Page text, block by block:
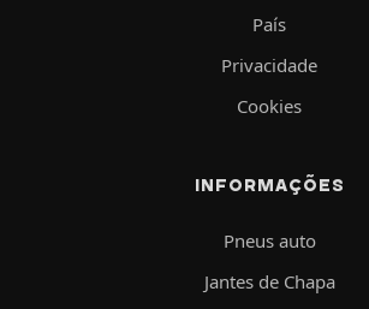
País
Privacidade
Cookies
INFORMAÇÕES
Pneus auto
Jantes de Chapa